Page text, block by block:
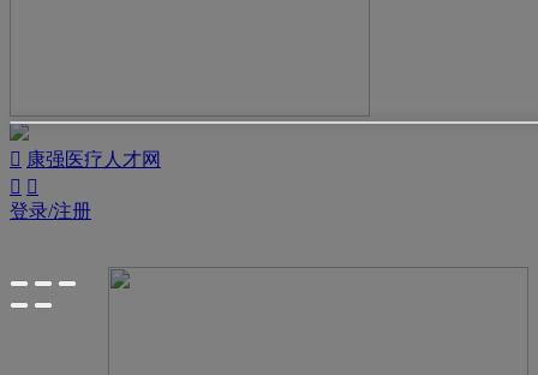
 康强医疗人才网
 
登录/注册